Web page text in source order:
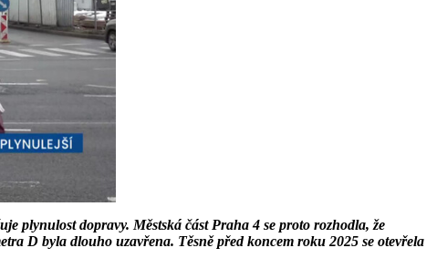
plynulost dopravy. Městská část Praha 4 se proto rozhodla, že
D byla dlouho uzavřena. Těsně před koncem roku 2025 se otevřela